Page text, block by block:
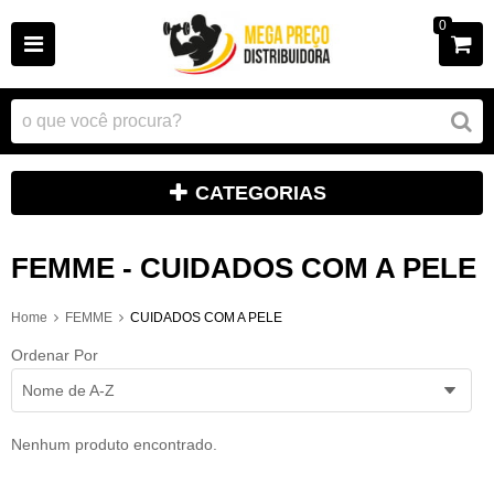
0
CATEGORIAS
FEMME - CUIDADOS COM A PELE
Home FEMME CUIDADOS COM A PELE
Ordenar Por
Nome de A-Z
Nenhum produto encontrado.